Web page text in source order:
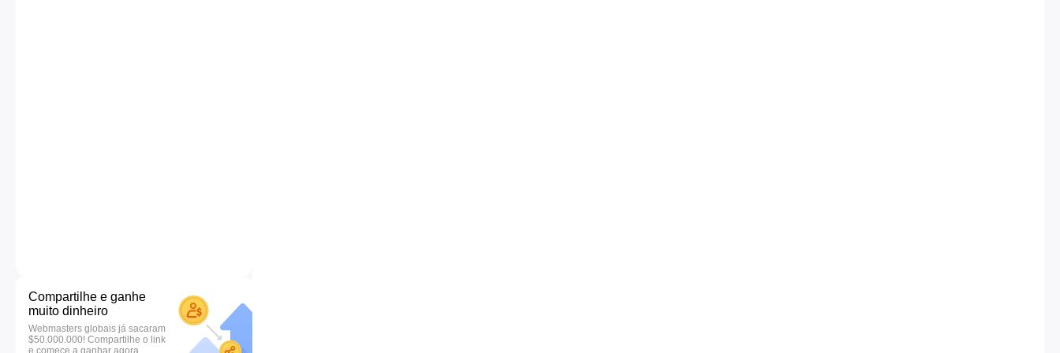
Compartilhe e ganhe
muito dinheiro
Webmasters globais já sacaram
$50.000.000! Compartilhe o link
e comece a ganhar agora.